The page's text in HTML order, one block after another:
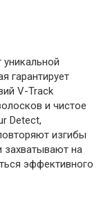
гарантирует
V-Track
и чистое
Detect,
изгибы
на
эффективного